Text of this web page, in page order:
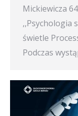
Mickiewicza
,,Psychologia
świetle
Podczas